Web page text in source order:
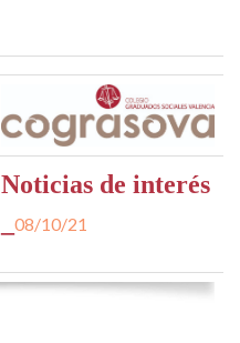
Noticias de interés
08/10/21